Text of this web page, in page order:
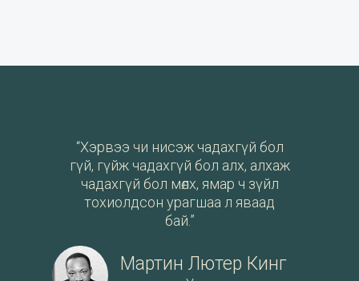
“Хэрвээ чи нисэж чадахгүй бол
гүй, гүйж чадахгүй бол алх, алхаж
чадахгүй бол мөлх, ямар ч зүйл
тохиолдсон урагшаа л яваад
бай.”
Мартин Лютер Кинг